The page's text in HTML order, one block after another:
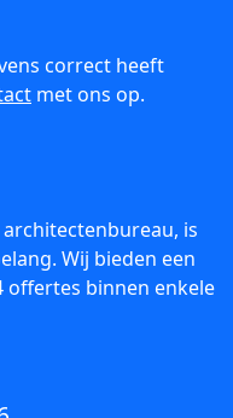
correct heeft
met ons op.
is
Wij bieden een
offertes binnen enkele